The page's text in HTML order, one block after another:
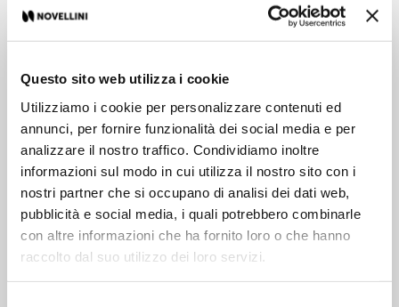
Questo sito web utilizza i cookie
Utilizziamo i cookie per personalizzare contenuti ed
annunci, per fornire funzionalità dei social media e per
analizzare il nostro traffico. Condividiamo inoltre
informazioni sul modo in cui utilizza il nostro sito con i
nostri partner che si occupano di analisi dei dati web,
pubblicità e social media, i quali potrebbero combinarle
con altre informazioni che ha fornito loro o che hanno
raccolto dal suo utilizzo dei loro servizi.
Budget:
Stil:Klassisch
Profilfarbe:
Weiß , Silber , Silver , Chrom
Glas:Transparent , ESG-Niva , Aqua , Lunes 2.0
Abmessungen
Breite Seite 1:66-120 cm
Breite Seite 2:66-120 cm
Einstiegsbreite:36 - 59 cm
Höhe : 195 cm
Glasdicke:4 mm